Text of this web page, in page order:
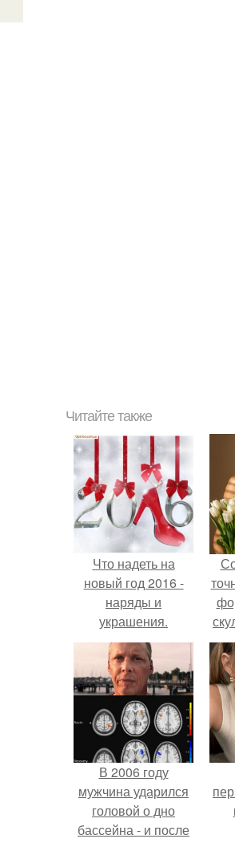
Читайте также
Что надеть на
новый год 2016 -
наряды и
украшения.
В 2006 году
мужчина ударился
головой о дно
бассейна - и после